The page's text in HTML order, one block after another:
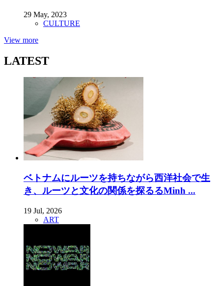
29 May, 2023
CULTURE
View more
LATEST
ベトナムにルーツを持ちながら西洋社会で生
き、ルーツと文化の関係を探るるMinh ...
19 Jul, 2026
ART